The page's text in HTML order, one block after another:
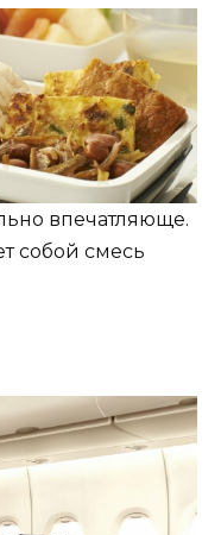
впечатляюще.
собой смесь